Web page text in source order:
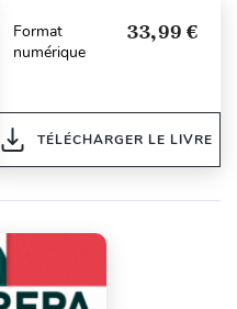
Format
numérique
33,99 €
TÉLÉCHARGER LE LIVRE